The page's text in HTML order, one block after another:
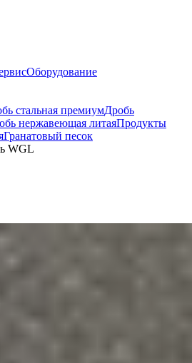
Оборудование
стальная премиумДробь
нержавеющая литаяПродукты
Гранатовый песок
WGL